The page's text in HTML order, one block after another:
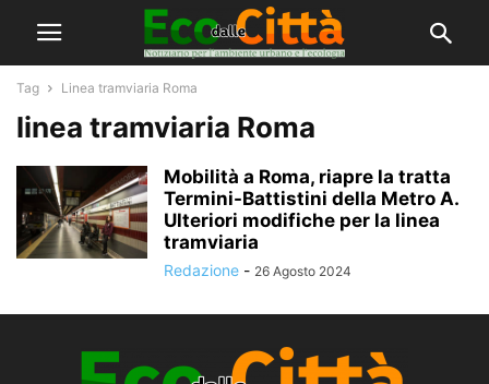
Tag Linea tramviaria Roma
linea tramviaria Roma
Mobilità a Roma, riapre la tratta
Termini-Battistini della Metro A.
Ulteriori modifiche per la linea
tramviaria
Redazione - 26 Agosto 2024